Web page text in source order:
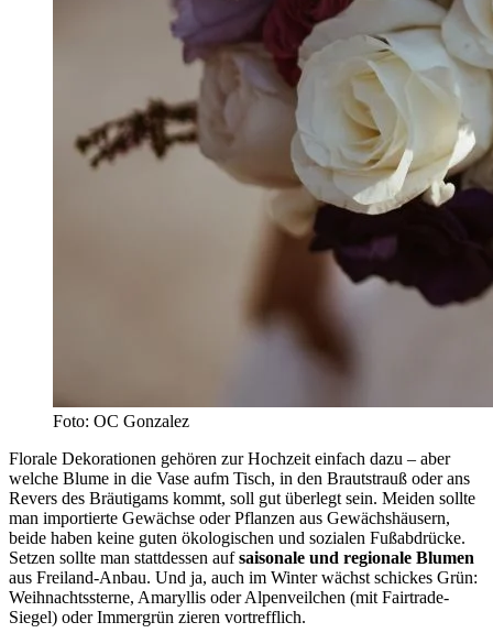
Foto: OC Gonzalez
Florale Dekorationen gehören zur Hochzeit einfach dazu – aber
welche Blume in die Vase aufm Tisch, in den Brautstrauß oder ans
Revers des Bräutigams kommt, soll gut überlegt sein. Meiden sollte
man importierte Gewächse oder Pflanzen aus Gewächshäusern,
beide haben keine guten ökologischen und sozialen Fußabdrücke.
Setzen sollte man stattdessen aufsaisonale und regionale Blumen
aus Freiland-Anbau. Und ja, auch im Winter wächst schickes Grün:
Weihnachtssterne, Amaryllis oder Alpenveilchen (mit Fairtrade-
Siegel) oder Immergrün zieren vortrefflich.